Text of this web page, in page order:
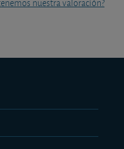
nuestra valoración?